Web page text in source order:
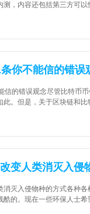
测，内容还包括第三方可
你不能信的错误
信的错误观念尽管比特币
。但是，关于区块链和比
变人类消灭入侵
消灭入侵物种的方式各种
酷的。现在一些环保人士